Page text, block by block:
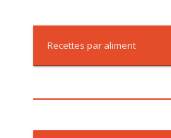
Recettes par aliment